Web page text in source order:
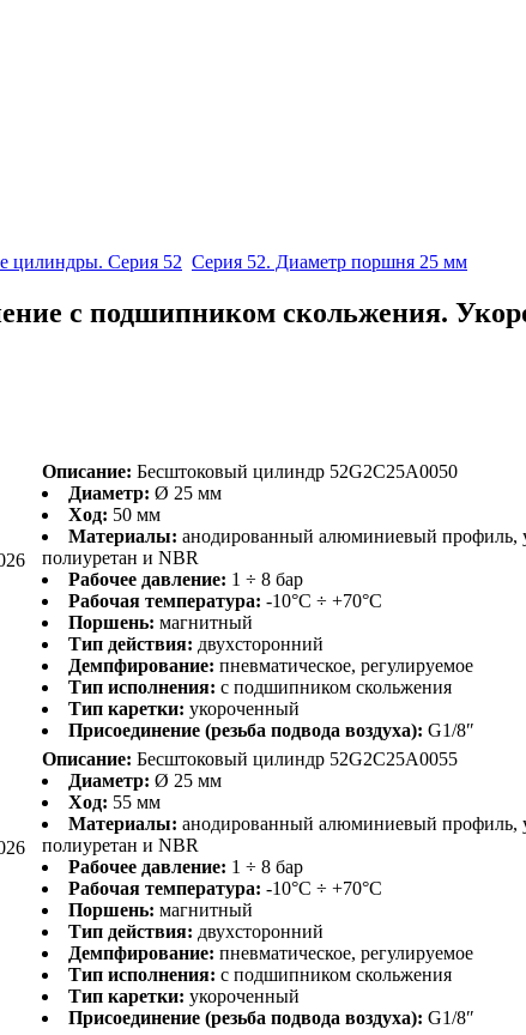
цилиндры. Серия 52 Серия 52. Диаметр поршня 25 мм
с подшипником скольжения.
Описание: Бесштоковый цилиндр 52G2C25A0050
Диаметр: Ø 25 мм
Ход: 50 мм
Материалы: анодированный алюминиевый профиль,
полиуретан и NBR
Рабочее давление: 1 ÷ 8 бар
Рабочая температура: -10°C ÷ +70°C
Поршень: магнитный
Тип действия: двухсторонний
Демпфирование: пневматическое, регулируемое
Тип исполнения: с подшипником скольжения
Тип каретки: укороченный
Присоединение (резьба подвода воздуха): G1/8″
Описание: Бесштоковый цилиндр 52G2C25A0055
Диаметр: Ø 25 мм
Ход: 55 мм
Материалы: анодированный алюминиевый профиль,
полиуретан и NBR
Рабочее давление: 1 ÷ 8 бар
Рабочая температура: -10°C ÷ +70°C
Поршень: магнитный
Тип действия: двухсторонний
Демпфирование: пневматическое, регулируемое
Тип исполнения: с подшипником скольжения
Тип каретки: укороченный
Присоединение (резьба подвода воздуха): G1/8″